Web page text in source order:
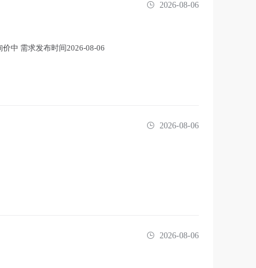
中 需求发布时间2026-08-06
2026-08-06
2026-08-06
2026-08-06